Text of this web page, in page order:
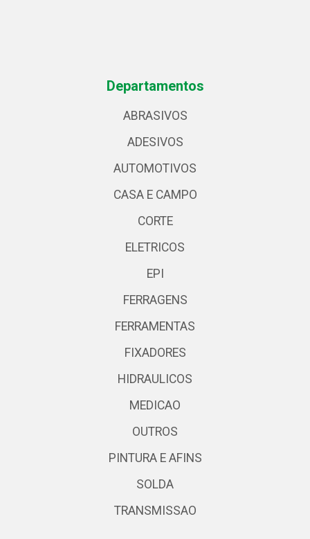
Departamentos
ABRASIVOS
ADESIVOS
AUTOMOTIVOS
CASA E CAMPO
CORTE
ELETRICOS
EPI
FERRAGENS
FERRAMENTAS
FIXADORES
HIDRAULICOS
MEDICAO
OUTROS
PINTURA E AFINS
SOLDA
TRANSMISSAO